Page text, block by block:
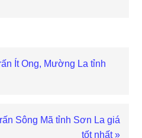
Ít Ong, Mường La tỉnh
Sông Mã tỉnh Sơn La giá
tốt nhất »